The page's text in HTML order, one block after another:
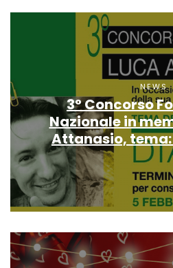
NEWS
3° Concorso
Nazionale in
Attanasio, tema: